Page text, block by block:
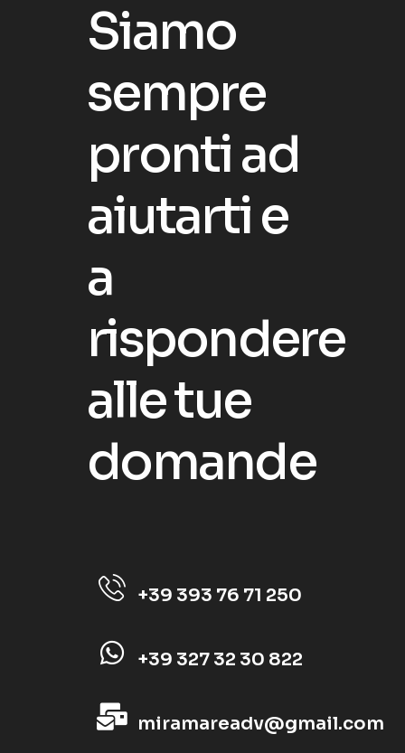
Siamo
sempre
prontiad
aiutartie
a
rispondere
alletue
domande
+39 393 76 71 250
+39 327 32 30 822
miramareadv@gmail.com